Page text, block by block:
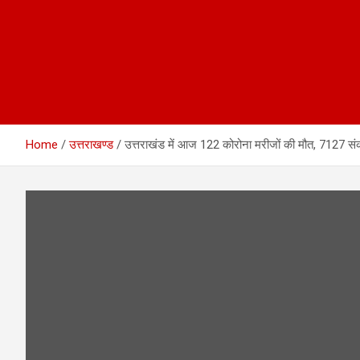
Home उत्तराखण्ड उत्तराखंड में आज 122 कोरोना मरीजों की मौत, 7127